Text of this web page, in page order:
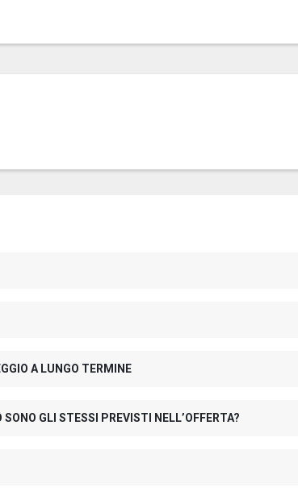
A LUNGO TERMINE
GLI STESSI PREVISTI NELL’OFFERTA?